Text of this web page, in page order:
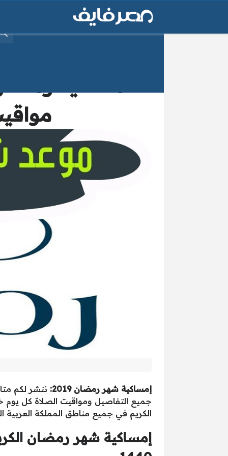
إمساكية شهر رمضان 2019:
جميع التفاصيل ومواقيت الصلاة كل يوم
الكريم في جميع مناطق المملكة